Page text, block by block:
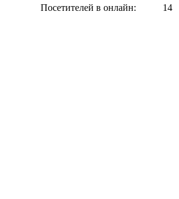
Посетителей в онлайн:
14